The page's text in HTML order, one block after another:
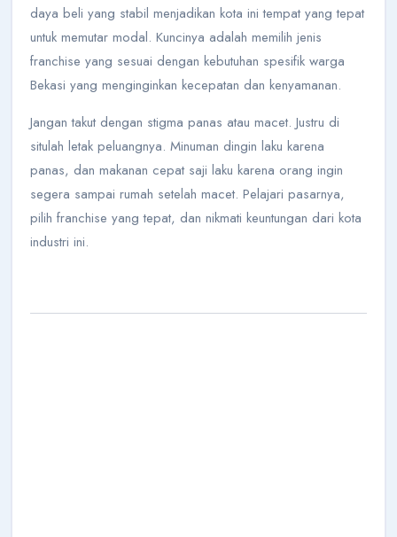
daya beli yang stabil menjadikan kota ini tempat yang tepat
untuk memutar modal. Kuncinya adalah memilih jenis
franchise yang sesuai dengan kebutuhan spesifik warga
Bekasi yang menginginkan kecepatan dan kenyamanan.
Jangan takut dengan stigma panas atau macet. Justru di
situlah letak peluangnya. Minuman dingin laku karena
panas, dan makanan cepat saji laku karena orang ingin
segera sampai rumah setelah macet. Pelajari pasarnya,
pilih franchise yang tepat, dan nikmati keuntungan dari kota
industri ini.